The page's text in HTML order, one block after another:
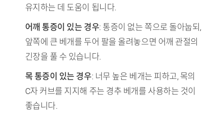
유지하는 데 도움이 됩니다.
어깨 통증이 있는 경우: 통증이 없는 쪽으로 돌아눕되,
앞쪽에 큰 베개를 두어 팔을 올려놓으면 어깨 관절의
긴장을 풀 수 있습니다.
목 통증이 있는 경우: 너무 높은 베개는 피하고, 목의
C자 커브를 지지해 주는 경추 베개를 사용하는 것이
좋습니다.